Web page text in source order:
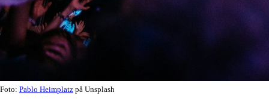
Foto: Pablo Heimplatz på Unsplash